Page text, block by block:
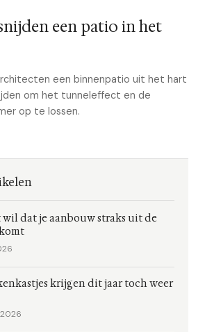
een patio in het
een binnenpatio uit het hart
om het tunneleffect en de
op te lossen.
dat je aanbouw straks uit de
krijgen dit jaar toch weer